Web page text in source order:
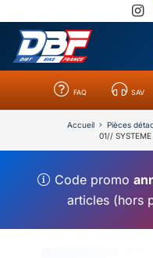
FAQ SAV
Accueil Pièces
01// SYSTEME
Code promo
articles (hors
Catégories